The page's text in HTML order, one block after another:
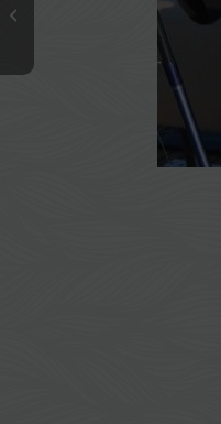
National Bass 2014